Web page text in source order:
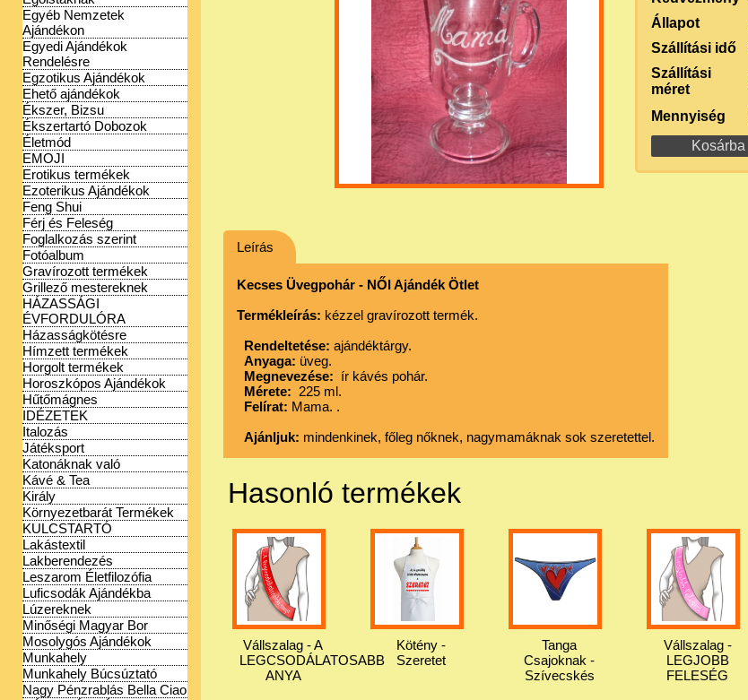
Egyéb Nemzetek
Ajándékon
Egyedi Ajándékok
Rendelésre
Egzotikus Ajándékok
Ehető ajándékok
Ékszer, Bizsu
Ékszertartó Dobozok
Életmód
EMOJI
Erotikus termékek
Ezoterikus Ajándékok
Feng Shui
Férj és Feleség
Foglalkozás szerint
Fotóalbum
Gravírozott termékek
Grillező mestereknek
HÁZASSÁGI
ÉVFORDULÓRA
Házasságkötésre
Hímzett termékek
Horgolt termékek
Horoszkópos Ajándékok
Hűtőmágnes
IDÉZETEK
Italozás
Játéksport
Katonáknak való
Kávé & Tea
Király
Környezetbarát Termékek
KULCSTARTÓ
Lakástextil
Lakberendezés
Leszarom Életfilozófia
Luficsodák Ajándékba
Lúzereknek
Minőségi Magyar Bor
Mosolygós Ajándékok
Munkahely
Munkahely Búcsúztató
Nagy Pénzrablás Bella Ciao
Állapot
Szállítási idő
Szállítási
méret
Mennyiség
Leírás
Kecses Üvegpohár - NŐI Ajándék Ötlet
Termékleírás: kézzel gravírozott termék.
Rendeltetése: ajándéktárgy.
Anyaga: üveg.
Megnevezése: ír kávés pohár.
Mérete: 225 ml.
Felírat: Mama. .
Ajánljuk: mindenkinek, főleg nőknek, nagymamáknak sok szeretettel.
Hasonló termékek
Vállszalag - A
LEGCSODÁLATOSABB
ANYA
Kötény -
Szeretet
Tanga
Csajoknak -
Szívecskés
Vállszalag -
LEGJOBB
FELESÉG